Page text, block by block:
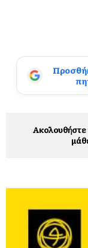
Ακολουθήστε